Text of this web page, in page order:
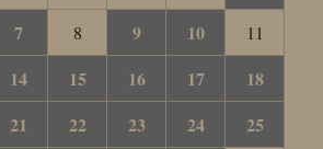
7 8 9 10 11
14 15 16 17
18
21 22 23 24
25